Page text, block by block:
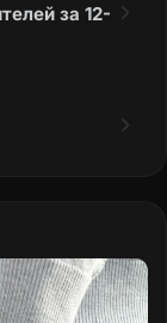
за 12-